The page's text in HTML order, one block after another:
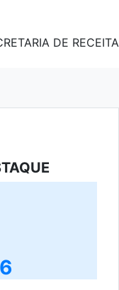
DE RECEITA